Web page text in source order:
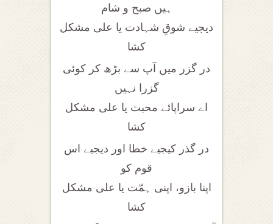
ہیں صبح و شام
دیجیے شوقِ شہادت یا علی مشکل
کشا
در گزر میں آپ سے بڑھ کر کوئی
گزرا نہیں
اے سراپائے محبت یا علی مشکل
کشا
در گذر کیجیے خطا اور دیجیے اس
قوم کو
اپنا بازو، اپنی ہمّت یا علی مشکل
کشا